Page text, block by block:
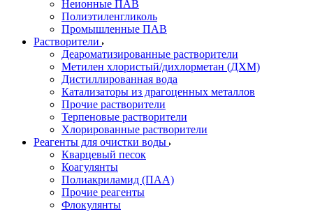
Неионные ПАВ
Полиэтиленгликоль
Промышленные ПАВ
Растворители
Деароматизированные растворители
Метилен хлористый/дихлорметан (ДХМ)
Дистиллированная вода
Катализаторы из драгоценных металлов
Прочие растворители
Терпеновые растворители
Хлорированные растворители
Реагенты для очистки воды
Кварцевый песок
Коагулянты
Полиакриламид (ПАА)
Прочие реагенты
Флокулянты